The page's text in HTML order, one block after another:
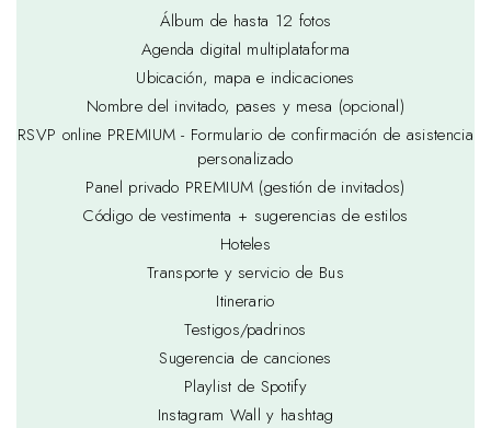
Álbum de hasta 12 fotos
Agenda digital multiplataforma
Ubicación, mapa e indicaciones
Nombre del invitado, pases y mesa (opcional)
RSVP online PREMIUM - Formulario de confirmación de asistencia
personalizado
Panel privado PREMIUM (gestión de invitados)
Código de vestimenta + sugerencias de estilos
Hoteles
Transporte y servicio de Bus
Itinerario
Testigos/padrinos
Sugerencia de canciones
Playlist de Spotify
Instagram Wall y hashtag